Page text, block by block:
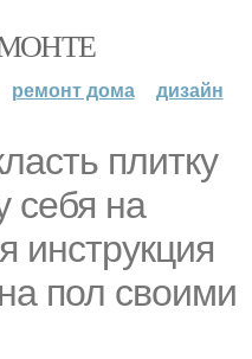
ремонт дома дизайн
плитку
себя на
инструкция
пол своими